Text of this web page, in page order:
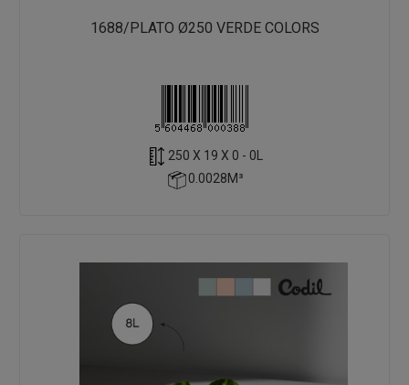
1688/PLATO Ø250 VERDE COLORS
250 X 19 X 0 - 0L
0.0028M³